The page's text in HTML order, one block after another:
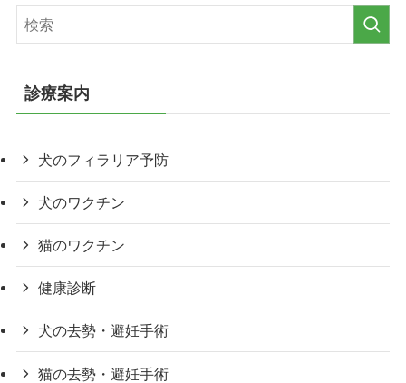
診療案内
犬のフィラリア予防
犬のワクチン
猫のワクチン
健康診断
犬の去勢・避妊手術
猫の去勢・避妊手術